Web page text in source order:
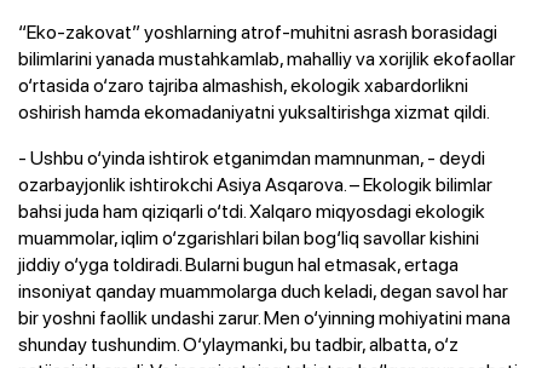
“Eko-zakovat” yoshlarning atrof-muhitni asrash borasidagi
bilimlarini yanada mustahkamlab, mahalliy va xorijlik ekofaollar
o‘rtasida o‘zaro tajriba almashish, ekologik xabardorlikni
oshirish hamda ekomadaniyatni yuksaltirishga xizmat qildi.
- Ushbu o‘yinda ishtirok etganimdan mamnunman, - deydi
ozarbayjonlik ishtirokchi Asiya Asqarova. – Ekologik bilimlar
bahsi juda ham qiziqarli o‘tdi. Xalqaro miqyosdagi ekologik
muammolar, iqlim o‘zgarishlari bilan bog‘liq savollar kishini
jiddiy o‘yga toldiradi. Bularni bugun hal etmasak, ertaga
insoniyat qanday muammolarga duch keladi, degan savol har
bir yoshni faollik undashi zarur. Men o‘yinning mohiyatini mana
shunday tushundim. O‘ylaymanki, bu tadbir, albatta, o‘z